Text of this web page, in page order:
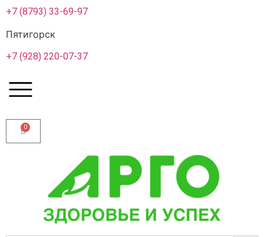
+7 (8793) 33-69-97
Пятигорск
+7 (928) 220-07-37
0